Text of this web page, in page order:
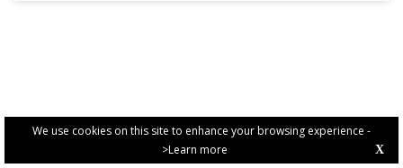
We use cookies on this site to enhance your browsing experience -
>Learn more
X